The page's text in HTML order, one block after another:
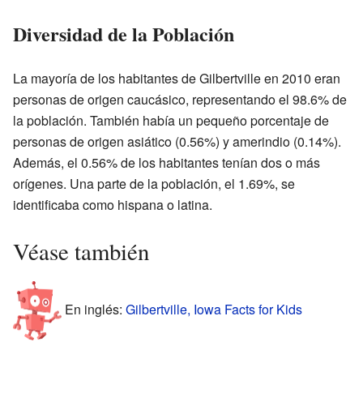
Diversidad de la Población
La mayoría de los habitantes de Gilbertville en 2010 eran
personas de origen caucásico, representando el 98.6% de
la población. También había un pequeño porcentaje de
personas de origen asiático (0.56%) y amerindio (0.14%).
Además, el 0.56% de los habitantes tenían dos o más
orígenes. Una parte de la población, el 1.69%, se
identificaba como hispana o latina.
Véase también
En inglés: Gilbertville, Iowa Facts for Kids